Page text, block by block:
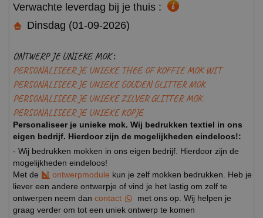
Verwachte leverdag bij je thuis :
Dinsdag (01-09-2026)
ONTWERP JE UNIEKE MOK :
PERSONALISEER JE UNIEKE THEE OF KOFFIE MOK WIT
PERSONALISEER JE UNIEKE GOUDEN GLITTER MOK
PERSONALISEER JE UNIEKE ZILVER GLITTER MOK
PERSONALISEER JE UNIEKE KOPJE
Personaliseer je unieke mok. Wij bedrukken textiel in ons
eigen bedrijf. Hierdoor zijn de mogelijkheden eindeloos!:
- Wij bedrukken mokken in ons eigen bedrijf. Hierdoor zijn de
mogelijkheden eindeloos!
Met de
ontwerpmodule kun je zelf mokken bedrukken. Heb je
liever een andere ontwerpje of vind je het lastig om zelf te
ontwerpen neem dan contact
met ons op. Wij helpen je
graag verder om tot een uniek ontwerp te komen